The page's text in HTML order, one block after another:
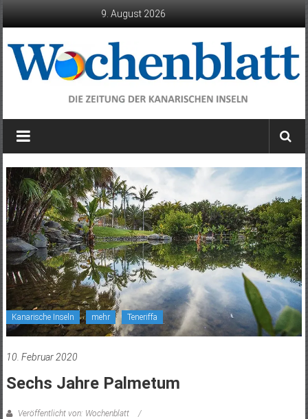
9. August 2026
Wochenblatt
die
der
Kanarischen
Inseln
Kanarische Inseln mehr Teneriffa
10. Februar 2020
Sechs Jahre Palmetum
Veröffentlicht von: Wochenblatt